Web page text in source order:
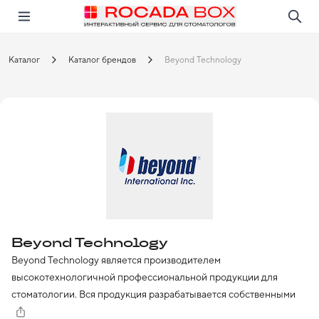
Открыть в приложении!
Каталог Каталог брендов Beyond Technology
Beyond Technology
Beyond Technology является производителем
высокотехнологичной профессиональной продукции для
стоматологии. Вся продукция разрабатывается собственными
инженерами и изготавливается из материалов высочайшего